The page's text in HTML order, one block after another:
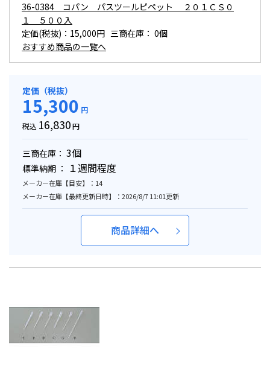
36-0384 コパン パスツールピペット ２０１ＣＳ０
１ ５００入
定価(税抜)：15,000円 三商在庫： 0個
おすすめ商品の一覧へ
定価（税抜）
15,300 円
税込 16,830円
三商在庫： 3個
標準納期 ： １週間程度
メーカー在庫【目安】：14
メーカー在庫【最終更新日時】：2026/8/7 11:01更新
商品詳細へ